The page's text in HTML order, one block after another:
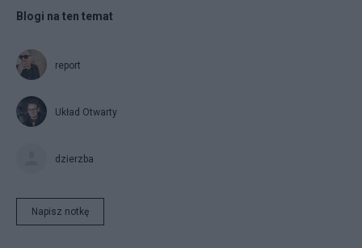
Blogi na ten temat
report
Układ Otwarty
dzierzba
Napisz notkę